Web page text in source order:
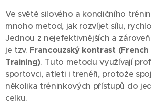
Ve světě silového a kondičního
mnoho metod, jak rozvíjet sílu,
Jednou z nejefektivnějších a
je tzv. Francouzský kontrast
Training). Tuto metodu využívají
sportovci, atleti i trenéři, protože
několika tréninkových přístupů do
celku.